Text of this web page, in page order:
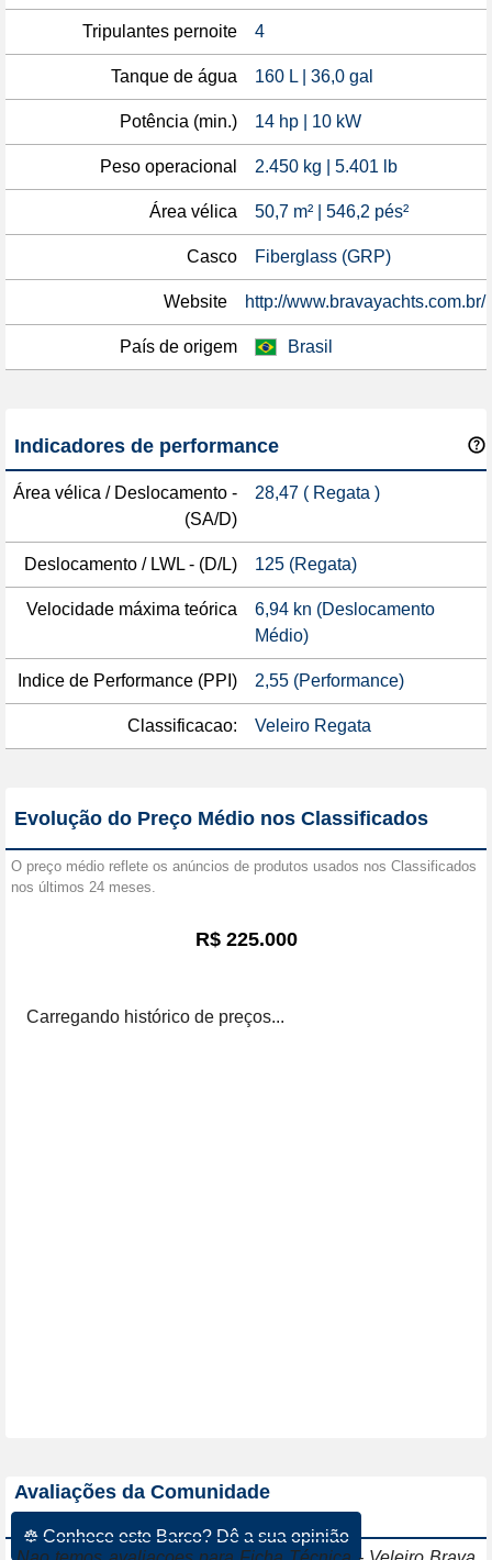
Tripulantes pernoite 4
Tanque de água 160 L | 36,0 gal
Potência (min.) 14 hp | 10 kW
Peso operacional 2.450 kg | 5.401 lb
Área vélica 50,7 m² | 546,2 pés²
Casco Fiberglass (GRP)
Website http://www.bravayachts.com.br/
País de origem Brasil
Indicadores de performance
Área vélica / Deslocamento -
(SA/D)
28,47 ( Regata )
Deslocamento / LWL - (D/L) 125 (Regata)
Velocidade máxima teórica
6,94 kn (Deslocamento
Médio)
Indice de Performance (PPI) 2,55 (Performance)
Classificacao: Veleiro Regata
Evolução do Preço Médio nos Classificados
O preço médio reflete os anúncios de produtos usados nos Classificados
nos últimos 24 meses.
R$ 225.000
Carregando histórico de preços...
Avaliações da Comunidade
☸ Conhece este Barco? Dê a sua opinião